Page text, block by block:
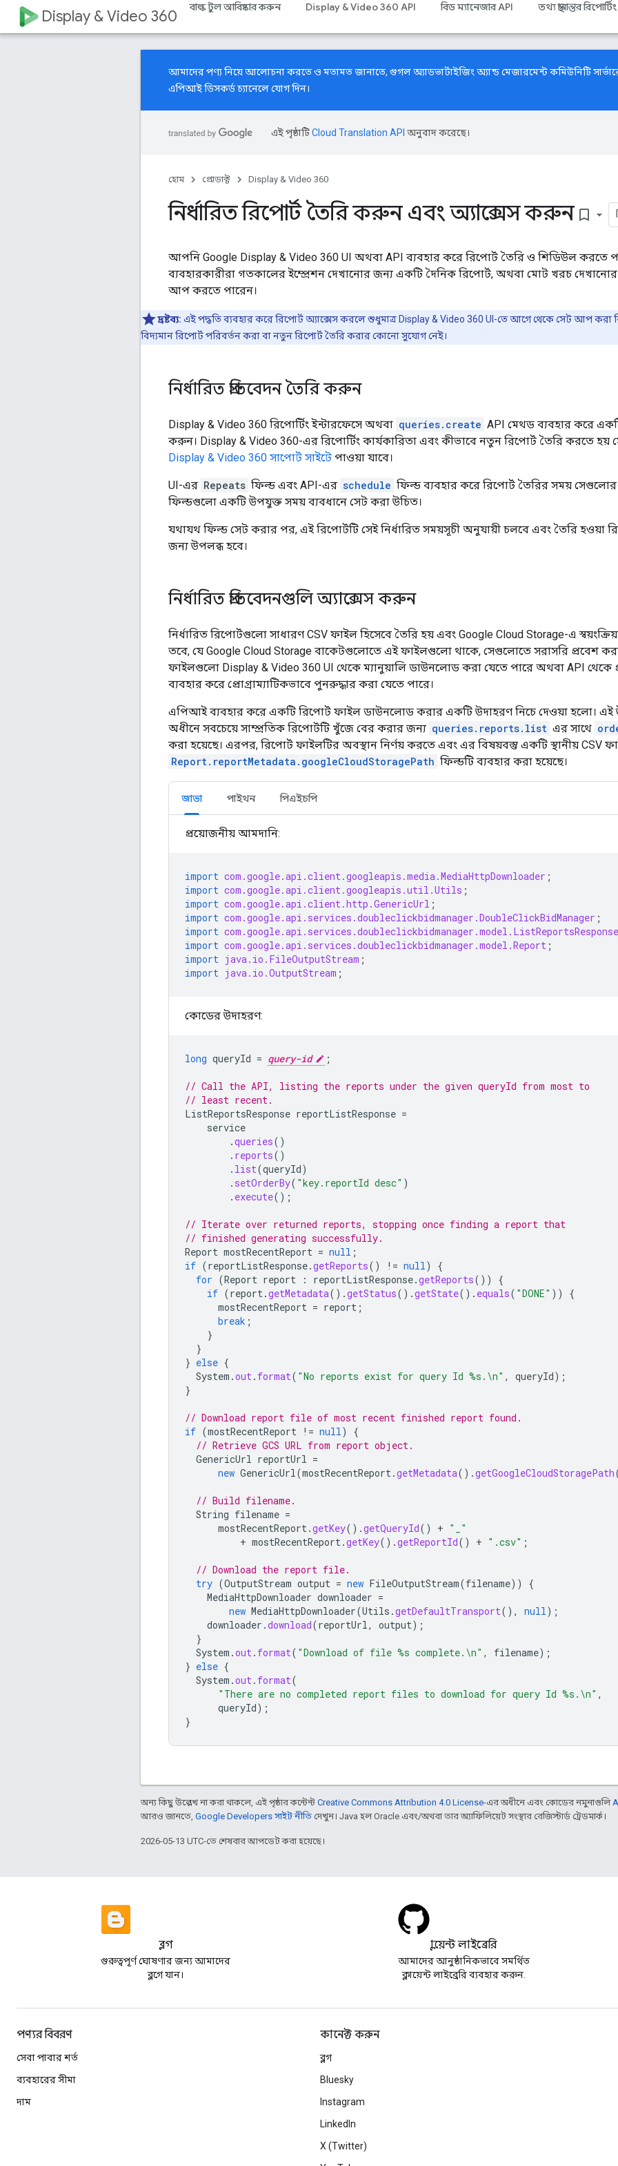
Display & Video 360 বাল্ক টুল আবিষ্কার করুন Display & Video 360 API বিড ম্যানেজার API তথ্য স্থানান্তর রিপোর্টিং
আমাদের পণ্য নিয়ে আলোচনা করতে ও মতামত জানাতে, গুগল অ্যাডভার্টাইজিং অ্যান্ড মেজারমেন্ট কমিউনিটি
এপিআই ডিসকর্ড চ্যানেলে যোগ দিন।
এই পৃষ্ঠাটিCloud Translation API অনুবাদ করেছে।
হোম প্রোডাক্ট Display & Video 360
নির্ধারিত রিপোর্ট তৈরি করুন এবং অ্যাক্সেস করুন bookmark_border
আপনি Google Display & Video 360 UI অথবা API ব্যবহার করে রিপোর্ট তৈরি ও শিডিউল করতে
ব্যবহারকারীরা গতকালের ইম্প্রেশন দেখানোর জন্য একটি দৈনিক রিপোর্ট, অথবা মোট খরচ
আপ করতে পারেন।
দ্রষ্টব্য: এই পদ্ধতি ব্যবহার করে রিপোর্ট অ্যাক্সেস করলে শুধুমাত্র Display & Video 360 UI-তে আগে থেকে সেট আপ করা
বিদ্যমান রিপোর্ট পরিবর্তন করা বা নতুন রিপোর্ট তৈরি করার কোনো সুযোগ নেই।
নির্ধারিত প্রতিবেদন তৈরি করুন
Display & Video 360 রিপোর্টিং ইন্টারফেসে অথবা queries.create API মেথড ব্যবহার করে
করুন। Display & Video 360-এর রিপোর্টিং কার্যকারিতা এবং কীভাবে নতুন রিপোর্ট তৈরি করতে হয়
Display & Video 360 সাপোর্ট সাইটে পাওয়া যাবে।
UI-এর Repeats ফিল্ড এবং API-এর schedule ফিল্ড ব্যবহার করে রিপোর্ট তৈরির সময় সেগুলোর
ফিল্ডগুলো একটি উপযুক্ত সময় ব্যবধানে সেট করা উচিত।
যথাযথ ফিল্ড সেট করার পর, এই রিপোর্টটি সেই নির্ধারিত সময়সূচী অনুযায়ী চলবে এবং তৈরি
জন্য উপলব্ধ হবে।
নির্ধারিত প্রতিবেদনগুলি অ্যাক্সেস করুন
নির্ধারিত রিপোর্টগুলো সাধারণ CSV ফাইল হিসেবে তৈরি হয় এবং Google Cloud Storage-এ
তবে, যে Google Cloud Storage বাকেটগুলোতে এই ফাইলগুলো থাকে, সেগুলোতে সরাসরি প্রবেশ
ফাইলগুলো Display & Video 360 UI থেকে ম্যানুয়ালি ডাউনলোড করা যেতে পারে অথবা API থেকে
ব্যবহার করে প্রোগ্রাম্যাটিকভাবে পুনরুদ্ধার করা যেতে পারে।
এপিআই ব্যবহার করে একটি রিপোর্ট ফাইল ডাউনলোড করার একটি উদাহরণ নিচে দেওয়া হলো। এই
অধীনে সবচেয়ে সাম্প্রতিক রিপোর্টটি খুঁজে বের করার জন্য queries.reports.list এর সাথে
করা হয়েছে। এরপর, রিপোর্ট ফাইলটির অবস্থান নির্ণয় করতে এবং এর বিষয়বস্তু একটি স্থানীয়
Report.reportMetadata.googleCloudStoragePath ফিল্ডটি ব্যবহার করা হয়েছে।
জাভা পাইথন পিএইচপি
প্রয়োজনীয় আমদানি:
import com.google.api.client.googleapis.media.MediaHttpDownloader ;
import com.google.api.client.googleapis.util.Utils ;
import com.google.api.client.http.GenericUrl ;
import com.google.api.services.doubleclickbidmanager.DoubleClickBidManager ;
import com.google.api.services.doubleclickbidmanager.model.ListReportsResponse
import com.google.api.services.doubleclickbidmanager.model.Report ;
import java.io.FileOutputStream ;
import java.io.OutputStream ;
কোডের উদাহরণ:
long queryId = query-id ;
// Call the API, listing the reports under the given queryId from most to
// least recent.
ListReportsResponse reportListResponse =
service
.queries()
. reports()
. list(queryId)
. setOrderBy( "key.reportId desc" )
. execute();
// Iterate over returned reports, stopping once finding a report that
// finished generating successfully.
Report mostRecentReport = null ;
if (reportListResponse.getReports() != null)
{
for (Report report : reportListResponse.getReports())
{
if (report.getMetadata().getStatus().getState(). equals( "DONE" ))
{
mostRecentReport = report ;
break ;
}
}
} else {
System .out. format( "No reports exist for query Id %s.\n" , queryId);
}
// Download report file of most recent finished report found.
if (mostRecentReport != null)
{
// Retrieve GCS URL from report object.
GenericUrl reportUrl =
new GenericUrl(mostRecentReport.getMetadata().getGoogleCloudStoragePath
// Build filename.
String filename =
mostRecentReport.getKey().getQueryId() + "_"
+ mostRecentReport.getKey().getReportId() + ".csv" ;
// Download the report file.
try (OutputStream output = new FileOutputStream(filename))
{
MediaHttpDownloader downloader =
new MediaHttpDownloader(Utils .getDefaultTransport(), null);
downloader .download(reportUrl, output);
}
System .out. format( "Download of file %s complete.\n" , filename);
} else {
System .out. format(
"There are no completed report files to download for query Id %s.\n" ,
queryId);
}
অন্য কিছু উল্লেখ না করা থাকলে, এই পৃষ্ঠার কন্টেন্ট Creative Commons Attribution 4.0 License-এর অধীনে এবং কোডের নমুনাগুলি
আরও জানতে, Google Developers সাইট নীতি দেখুন। Java হল Oracle এবং/অথবা তার অ্যাফিলিয়েট সংস্থার রেজিস্টার্ড ট্রেডমার্ক।
2026-05-13 UTC-তে শেষবার আপডেট করা হয়েছে।
ব্লগ
গুরুত্বপূর্ণ ঘোষণার জন্য আমাদের
ব্লগে যান।
ক্লায়েন্ট লাইব্রেরি
আমাদের আনুষ্ঠানিকভাবে সমর্থিত
ক্লায়েন্ট লাইব্রেরি ব্যবহার করুন.
পণ্যর বিবরণ
সেবা পাবার শর্ত
ব্যবহারের সীমা
দাম
কানেক্ট করুন
ব্লগ
Bluesky
Instagram
LinkedIn
X (Twitter)